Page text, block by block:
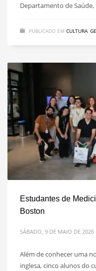
Departamento de Saúde,
PUBLICADO EM CULTURA,
Estudantes de
Boston
SÁBADO, 9 DE MAIO DE 2026
Além de conhecer uma
inglesa, cinco alunos do